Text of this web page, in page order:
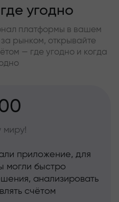
угодно
платформы в вашем
рынком, открывайте
— где угодно и когда
миру!
приложение, для
могли быстро
анализировать
счётом